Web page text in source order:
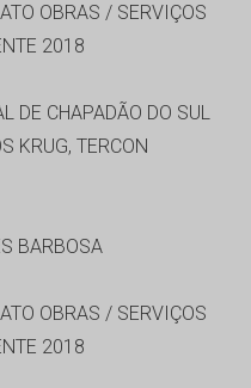
OBRAS / SERVIÇOS
2018
DE CHAPADÃO DO SUL
KRUG, TERCON
BARBOSA
OBRAS / SERVIÇOS
2018